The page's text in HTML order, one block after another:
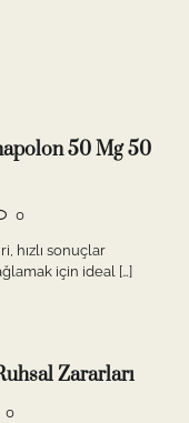
50 Mg 50
0
hızlı sonuçlar
için ideal […]
Zararları
0